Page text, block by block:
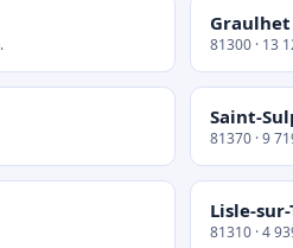
Graulhet
81300 · 13
Saint-
81370 · 9
Lisle-
81310 · 4